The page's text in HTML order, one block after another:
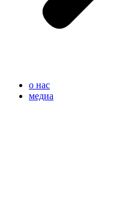
o нас
медиа